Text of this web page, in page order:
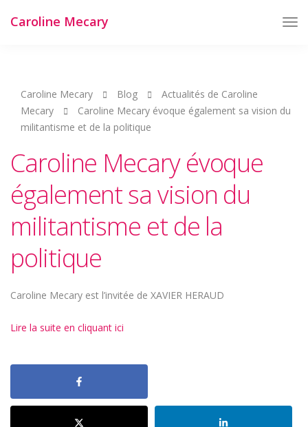
Caroline Mecary
Caroline Mecary Blog
Actualités de Caroline
Mecary
Caroline Mecary évoque également sa vision du
militantisme et de la politique
Caroline Mecary évoque
également sa vision du
militantisme et de la
politique
Caroline Mecary est l’invitée de XAVIER HERAUD
Lire la suite en cliquant ici